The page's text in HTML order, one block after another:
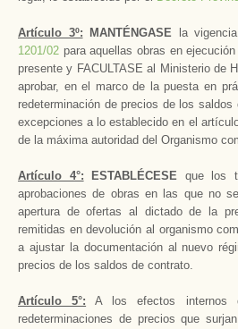
Artículo 3º: MANTÉNGASE la
1201/02 para aquellas obras en
presente y FACULTASE al Ministerio de
aprobar, en el marco de la puesta en
redeterminación de precios de los
excepciones a lo establecido en el
de la máxima autoridad del Organismo
Artículo 4°: ESTABLÉCESE que los
aprobaciones de obras en las que no
apertura de ofertas al dictado de la
remitidas en devolución al organismo
a ajustar la documentación al nuevo
precios de los saldos de contrato.
Artículo 5°: A los efectos internos
redeterminaciones de precios que